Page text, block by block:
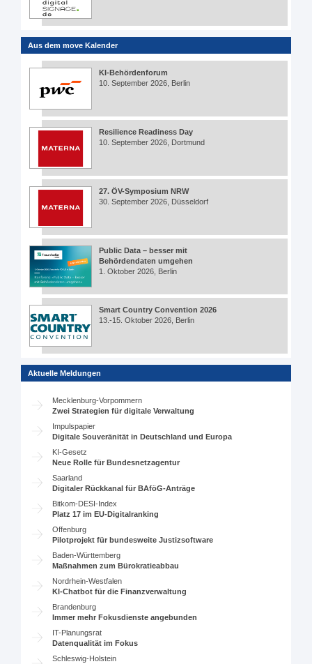
Aus dem move Kalender
KI-Behördenforum
10. September 2026, Berlin
Resilience Readiness Day
10. September 2026, Dortmund
27. ÖV-Symposium NRW
30. September 2026, Düsseldorf
Public Data – besser mit
Behördendaten umgehen
1. Oktober 2026, Berlin
Smart Country Convention 2026
13.-15. Oktober 2026, Berlin
Aktuelle Meldungen
Mecklenburg-Vorpommern
Zwei Strategien für digitale Verwaltung
Impulspapier
Digitale Souveränität in Deutschland und Europa
KI-Gesetz
Neue Rolle für Bundesnetzagentur
Saarland
Digitaler Rückkanal für BAföG-Anträge
Bitkom-DESI-Index
Platz 17 im EU-Digitalranking
Offenburg
Pilotprojekt für bundesweite Justizsoftware
Baden-Württemberg
Maßnahmen zum Bürokratieabbau
Nordrhein-Westfalen
KI-Chatbot für die Finanzverwaltung
Brandenburg
Immer mehr Fokusdienste angebunden
IT-Planungsrat
Datenqualität im Fokus
Schleswig-Holstein